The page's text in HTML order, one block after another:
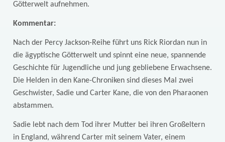
Götterwelt aufnehmen.
Kommentar:
Nach der Percy Jackson-Reihe führt uns Rick Riordan nun in
die ägyptische Götterwelt und spinnt eine neue, spannende
Geschichte für Jugendliche und jung gebliebene Erwachsene.
Die Helden in den Kane-Chroniken sind dieses Mal zwei
Geschwister, Sadie und Carter Kane, die von den Pharaonen
abstammen.
Sadie lebt nach dem Tod ihrer Mutter bei ihren Großeltern
in England, während Carter mit seinem Vater, einem